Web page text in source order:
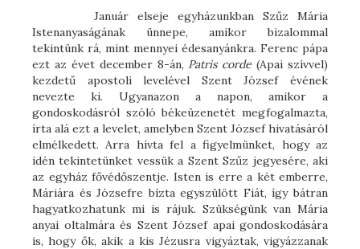
Január elseje egyházunkban Szűz Mária
Istenanyaságának ünnepe, amikor bizalommal
tekintünk rá, mint mennyei édesanyánkra. Ferenc pápa
ezt az évet december 8-án, Patris corde (Apai szívvel)
kezdetű apostoli levelével Szent József évének
nevezte ki. Ugyanazon a napon, amikor a
gondoskodásról szóló békeüzenetét megfogalmazta,
írta alá ezt a levelet, amelyben Szent József hivatásáról
elmélkedett. Arra hívta fel a figyelmünket, hogy az
idén tekintetünket vessük a Szent Szűz jegyesére, aki
az egyház fővédőszentje. Isten is erre a két emberre,
Máriára és Józsefre bízta egyszülött Fiát, így bátran
hagyatkozhatunk mi is rájuk. Szükségünk van Mária
anyai oltalmára és Szent József apai gondoskodására
is, hogy ők, akik a kis Jézusra vigyáztak, vigyázzanak